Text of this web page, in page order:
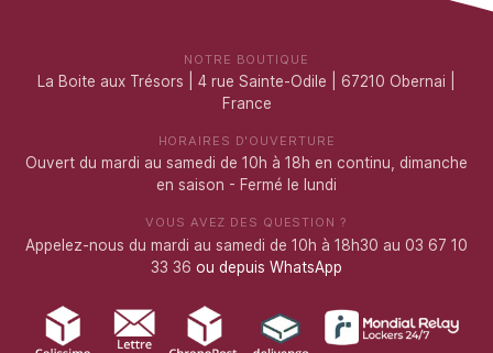
NOTRE BOUTIQUE
La Boite aux Trésors | 4 rue Sainte-Odile | 67210 Obernai |
France
HORAIRES D'OUVERTURE
Ouvert du mardi au samedi de 10h à 18h en continu, dimanche
en saison - Fermé le lundi
VOUS AVEZ DES QUESTION ?
Appelez-nous du mardi au samedi de 10h à 18h30 au 03 67 10
33 36 ou depuis WhatsApp